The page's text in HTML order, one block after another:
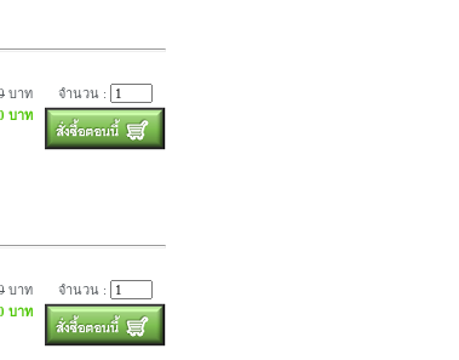
บาท
บาท
จำนวน :
บาท
บาท
จำนวน :